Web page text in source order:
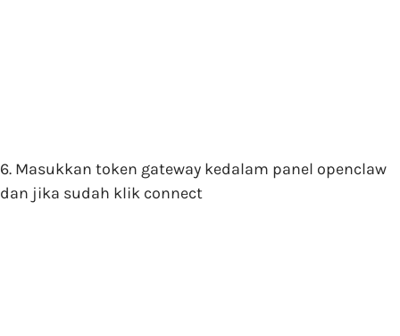
6. Masukkan token gateway kedalam panel openclaw
dan jika sudah klik connect